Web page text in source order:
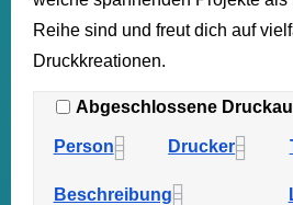
Reihe sind und freut dich auf
Druckkreationen.
Abgeschlossene
Person Drucker
Beschreibung